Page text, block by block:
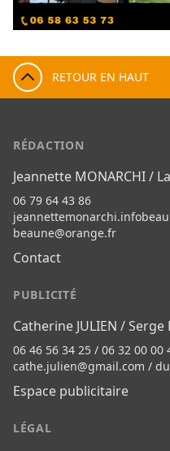
RETOUR EN HAUT
RÉDACTION
Jeannette MONARCHI /
06 79 64 43 86
beaune@orange.fr
Contact
PUBLICITÉ
Catherine JULIEN / Serge
06 46 56 34 25 / 06 32 00 00
cathe.julien@gmail.com /
Espace publicitaire
LÉGAL